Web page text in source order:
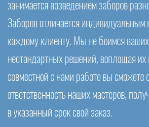
занимается возведением заборов
Заборов отличается индивидуальным
каждому клиенту. Мы не боимся
нестандартных решений, воплощая их
совместной с нами работе вы сможете
ответственность наших мастеров,
в указанный срок свой заказ.